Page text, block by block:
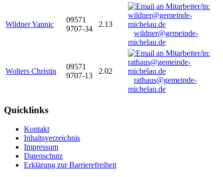
Wildner Yannic
09571
9707-34
2.13
wildner@gemeinde-
michelau.de
Wolters Christin
09571
9707-13
2.02
rathaus@gemeinde-
michelau.de
Quicklinks
Kontakt
Inhaltsverzeichnis
Impressum
Datenschutz
Erklärung zur Barrierefreiheit